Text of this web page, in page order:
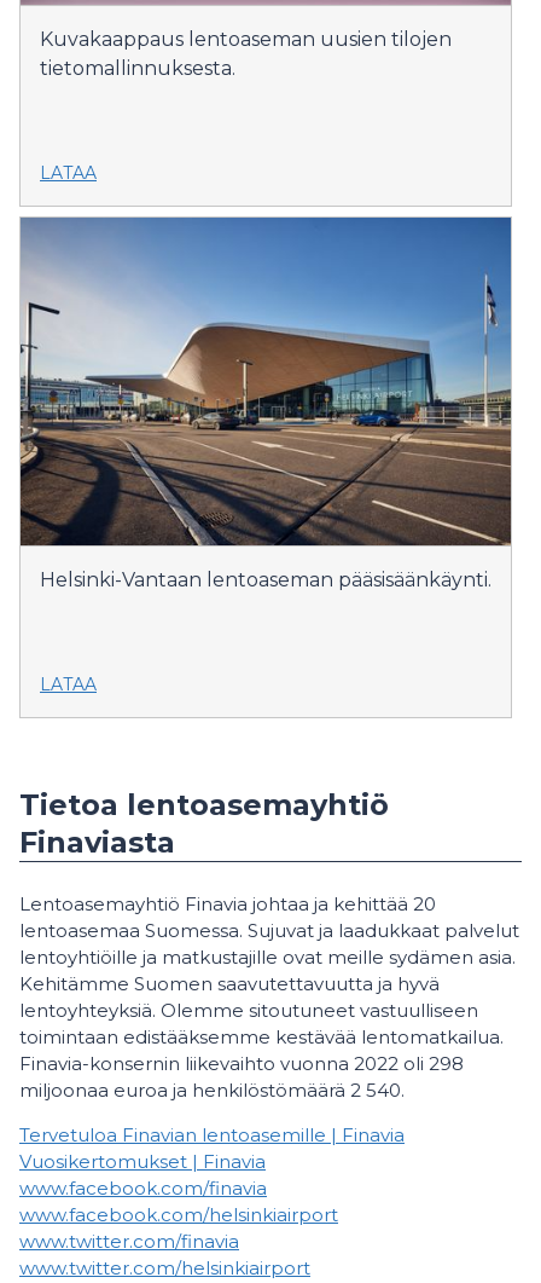
Kuvakaappaus lentoaseman uusien tilojen
tietomallinnuksesta.
LATAA
Helsinki-Vantaan lentoaseman pääsisäänkäynti.
LATAA
Tietoa lentoasemayhtiö
Finaviasta
Lentoasemayhtiö Finavia johtaa ja kehittää 20
lentoasemaa Suomessa. Sujuvat ja laadukkaat palvelut
lentoyhtiöille ja matkustajille ovat meille sydämen asia.
Kehitämme Suomen saavutettavuutta ja hyvä
lentoyhteyksiä. Olemme sitoutuneet vastuulliseen
toimintaan edistääksemme kestävää lentomatkailua.
Finavia-konsernin liikevaihto vuonna 2022 oli 298
miljoonaa euroa ja henkilöstömäärä 2 540.
Tervetuloa Finavian lentoasemille | Finavia
Vuosikertomukset | Finavia
www.facebook.com/finavia
www.facebook.com/helsinkiairport
www.twitter.com/finavia
www.twitter.com/helsinkiairport